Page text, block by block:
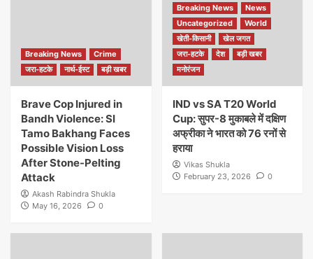
Breaking News
Crime
जरा-हटके
नार्थ-ईस्ट बड़ी खबर
Brave Cop Injured in
Bandh Violence: SI
Tamo Bakhang Faces
Possible Vision Loss
After Stone-Pelting
Attack
Akash Rabindra Shukla
May 16, 2026
0
Breaking News
News
Uncategorized
World
खेती-किसानी
खेल जगत
जरा-हटके
देश
बड़ी खबर
मनोरंजन
IND vs SA T20 World
Cup: सुपर-8 मुकाबले में दक्षिण
अफ्रीका ने भारत को 76 रनों से
हराया
Vikas Shukla
February 23, 2026
0